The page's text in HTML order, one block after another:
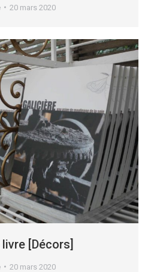
20 mars 2020
[Décors]
20 mars 2020